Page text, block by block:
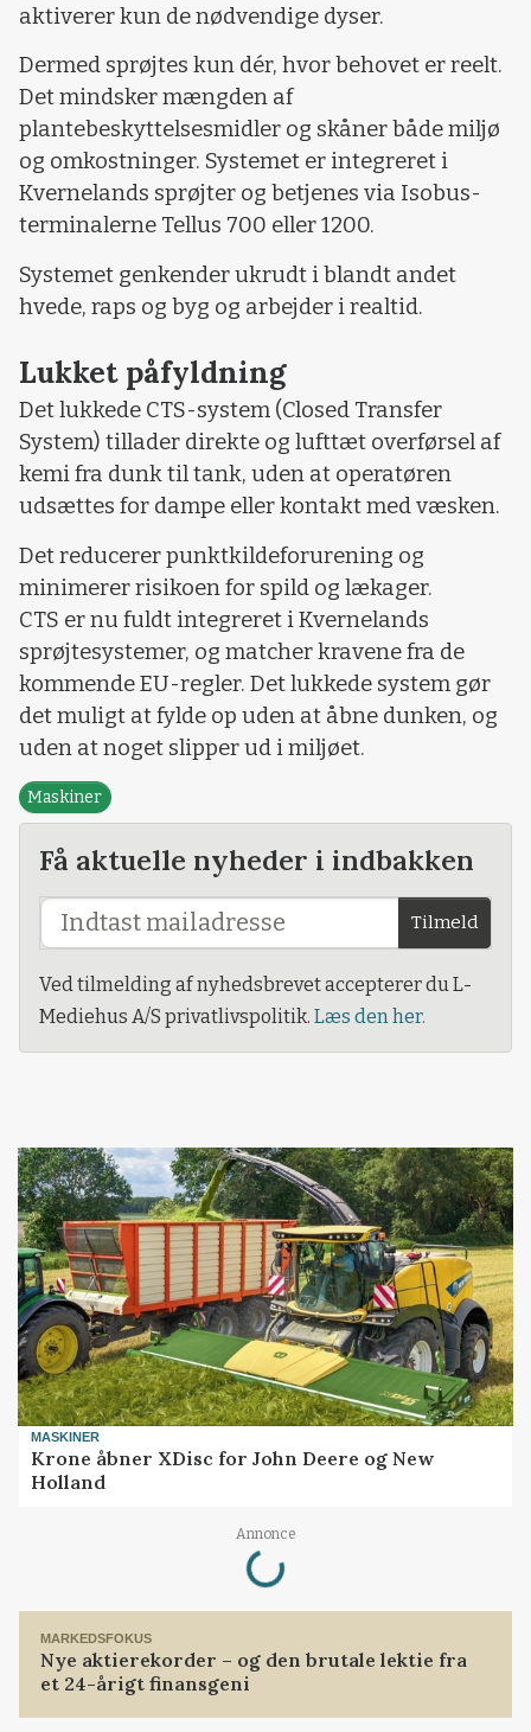
aktiverer kun de nødvendige dyser.
Dermed sprøjtes kun dér, hvor behovet er reelt.
Det mindsker mængden af
plantebeskyttelsesmidler og skåner både miljø
og omkostninger. Systemet er integreret i
Kvernelands sprøjter og betjenes via Isobus-
terminalerne Tellus 700 eller 1200.
Systemet genkender ukrudt i blandt andet
hvede, raps og byg og arbejder i realtid.
Lukket påfyldning
Det lukkede CTS-system (Closed Transfer
System) tillader direkte og lufttæt overførsel af
kemi fra dunk til tank, uden at operatøren
udsættes for dampe eller kontakt med væsken.
Det reducerer punktkildeforurening og
minimerer risikoen for spild og lækager.
CTS er nu fuldt integreret i Kvernelands
sprøjtesystemer, og matcher kravene fra de
kommende EU-regler. Det lukkede system gør
det muligt at fylde op uden at åbne dunken, og
uden at noget slipper ud i miljøet.
Maskiner
Få aktuelle nyheder i indbakken
Tilmeld
Ved tilmelding af nyhedsbrevet accepterer du L-
Mediehus A/S privatlivspolitik. Læs den her.
MASKINER
Krone åbner XDisc for John Deere og New
Holland
Annonce
Loading...
MARKEDSFOKUS
Nye aktierekorder – og den brutale lektie fra
et 24-årigt finansgeni